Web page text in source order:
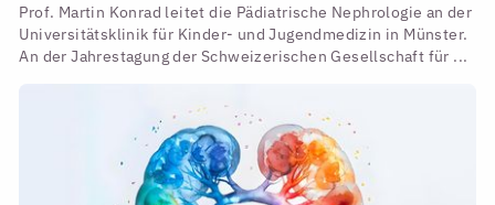
Prof. Martin Konrad leitet die Pädiatrische Nephrologie an der
Universitätsklinik für Kinder- und Jugendmedizin in Münster.
An der Jahrestagung der Schweizerischen Gesellschaft für ...